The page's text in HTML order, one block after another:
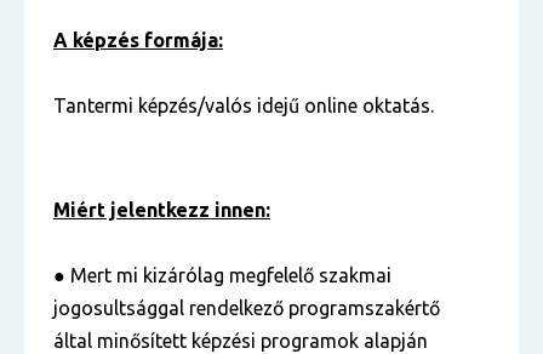
A képzés formája:
Tantermi képzés/valós idejű online oktatás.
Miért jelentkezz innen:
● Mert mi kizárólag megfelelő szakmai
jogosultsággal rendelkező programszakértő
által minősített képzési programok alapján